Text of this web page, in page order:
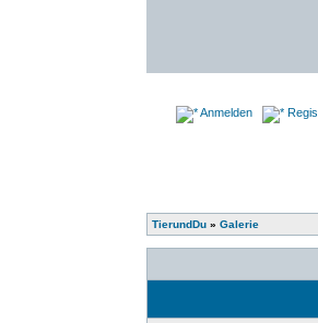
Anmelden
TierundDu »Galerie